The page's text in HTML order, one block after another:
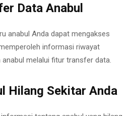
Data Anabul
anabul Anda dapat mengakses
informasi riwayat
anabul melalui fitur transfer data.
Hilang Sekitar Anda